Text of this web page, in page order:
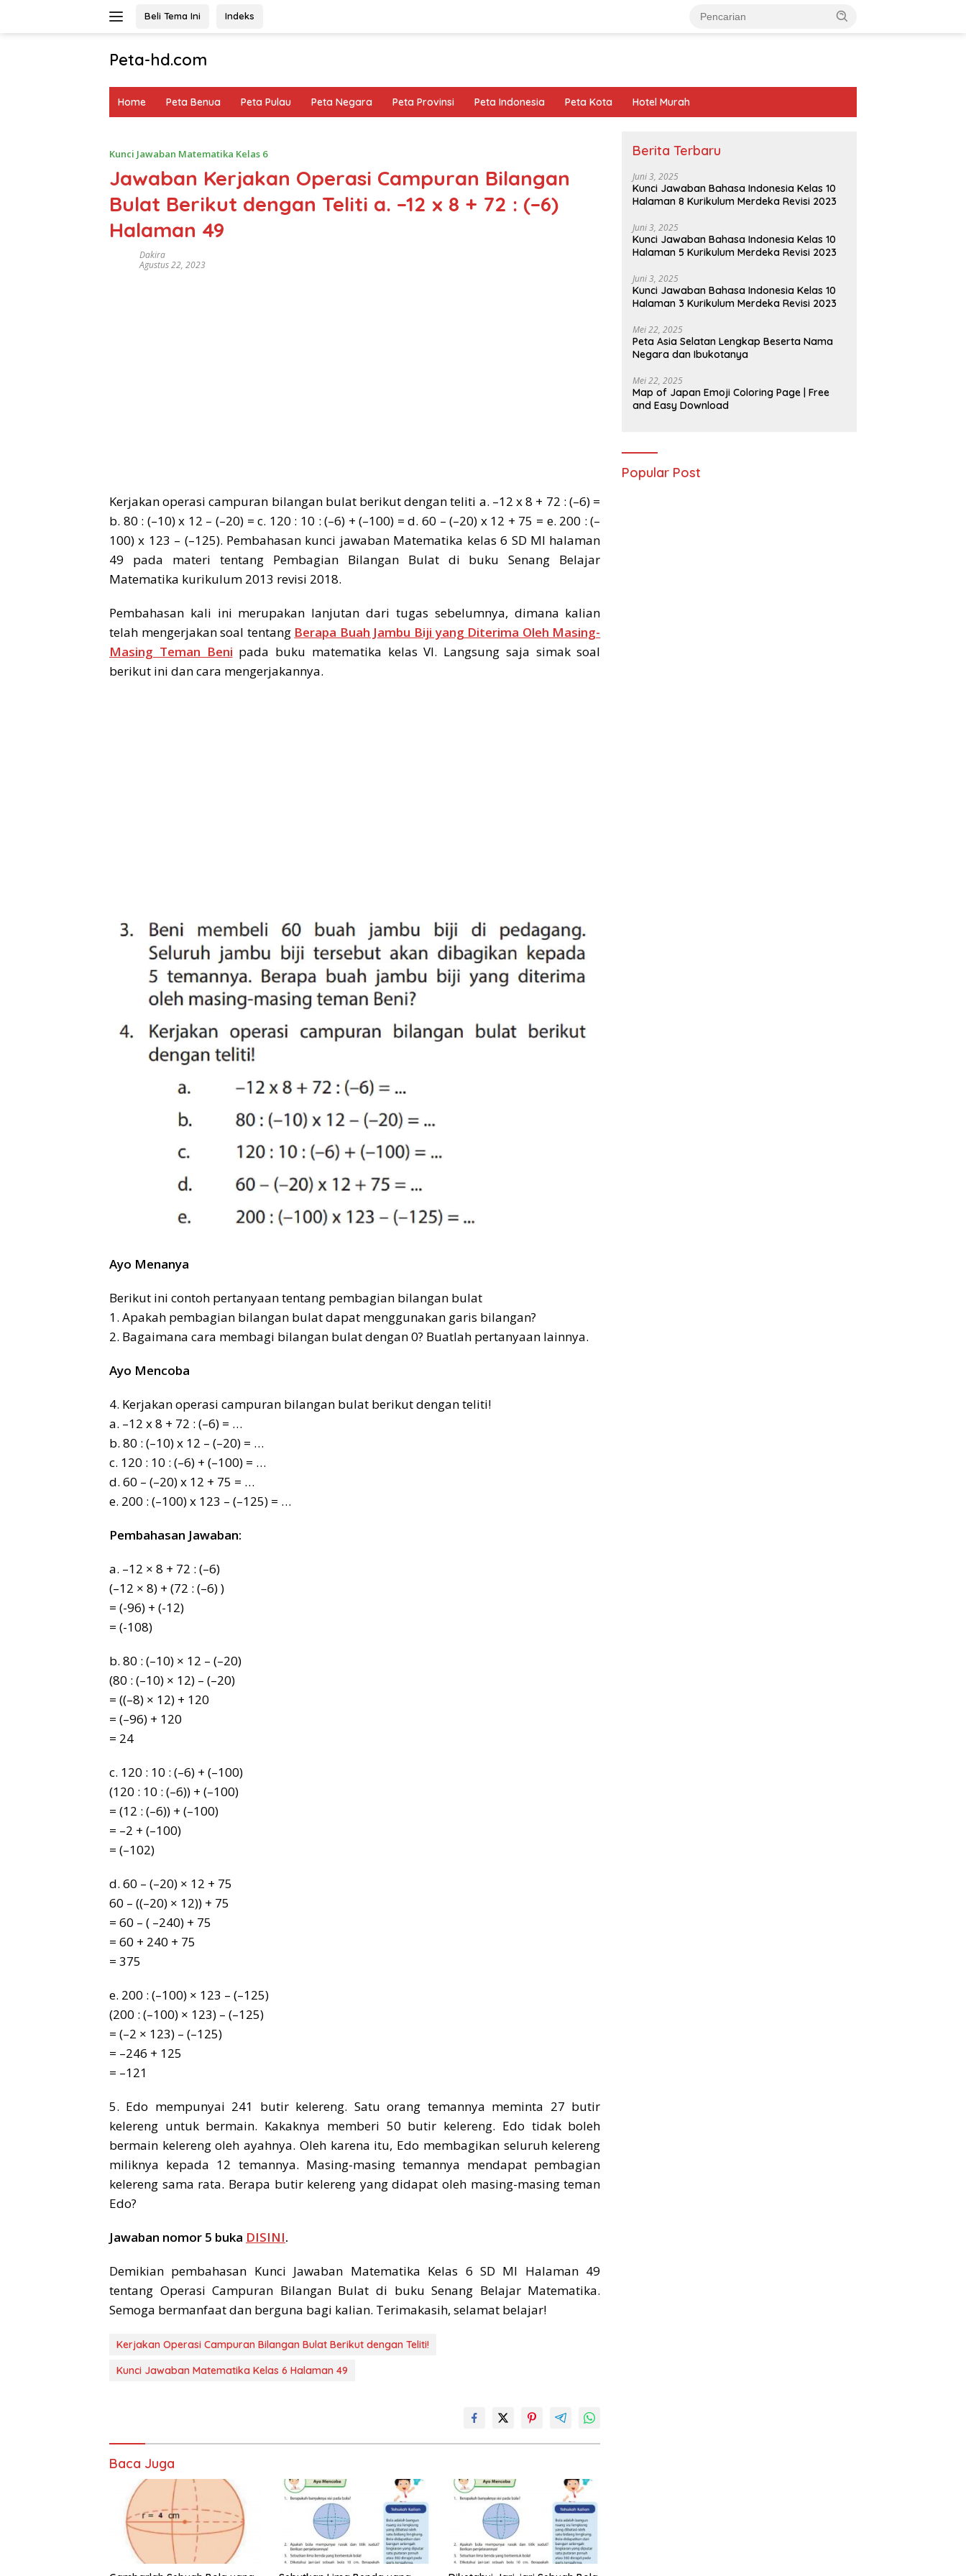
Beli Tema Ini Indeks
Peta-hd.com
Gambar
Home Peta Benua Peta Pulau Peta Negara Peta Provinsi Peta Indonesia Peta Kota Hotel Murah
Kunci Jawaban Matematika Kelas 6
Jawaban Kerjakan Operasi Campuran Bilangan
Bulat Berikut dengan Teliti a. –12 x 8 + 72 : (–6)
Halaman 49
Dakira
Agustus 22, 2023
Kerjakan operasi campuran bilangan bulat berikut dengan teliti a. –12 x 8 + 72 : (–6) =
b. 80 : (–10) x 12 – (–20) = c. 120 : 10 : (–6) + (–100) = d. 60 – (–20) x 12 + 75 = e. 200 : (–
100) x 123 – (–125). Pembahasan kunci jawaban Matematika kelas 6 SD MI halaman
49 pada materi tentang Pembagian Bilangan Bulat di buku Senang Belajar
Matematika kurikulum 2013 revisi 2018.
Pembahasan kali ini merupakan lanjutan dari tugas sebelumnya, dimana kalian
telah mengerjakan soal tentang Berapa Buah Jambu Biji yang Diterima Oleh Masing-
Masing Teman Beni pada buku matematika kelas VI. Langsung saja simak soal
berikut ini dan cara mengerjakannya.
Ayo Menanya
Berikut ini contoh pertanyaan tentang pembagian bilangan bulat
1. Apakah pembagian bilangan bulat dapat menggunakan garis bilangan?
2. Bagaimana cara membagi bilangan bulat dengan 0? Buatlah pertanyaan lainnya.
Ayo Mencoba
4. Kerjakan operasi campuran bilangan bulat berikut dengan teliti!
a. –12 x 8 + 72 : (–6) = …
b. 80 : (–10) x 12 – (–20) = …
c. 120 : 10 : (–6) + (–100) = …
d. 60 – (–20) x 12 + 75 = …
e. 200 : (–100) x 123 – (–125) = …
Pembahasan Jawaban:
a. –12 × 8 + 72 : (–6)
(–12 × 8) + (72 : (–6) )
= (-96) + (-12)
= (-108)
b. 80 : (–10) × 12 – (–20)
(80 : (–10) × 12) – (–20)
= ((–8) × 12) + 120
= (–96) + 120
= 24
c. 120 : 10 : (–6) + (–100)
(120 : 10 : (–6)) + (–100)
= (12 : (–6)) + (–100)
= –2 + (–100)
= (–102)
d. 60 – (–20) × 12 + 75
60 – ((–20) × 12)) + 75
= 60 – ( –240) + 75
= 60 + 240 + 75
= 375
e. 200 : (–100) × 123 – (–125)
(200 : (–100) × 123) – (–125)
= (–2 × 123) – (–125)
= –246 + 125
= –121
5. Edo mempunyai 241 butir kelereng. Satu orang temannya meminta 27 butir
kelereng untuk bermain. Kakaknya memberi 50 butir kelereng. Edo tidak boleh
bermain kelereng oleh ayahnya. Oleh karena itu, Edo membagikan seluruh kelereng
miliknya kepada 12 temannya. Masing-masing temannya mendapat pembagian
kelereng sama rata. Berapa butir kelereng yang didapat oleh masing-masing teman
Edo?
Jawaban nomor 5 buka DISINI.
Demikian pembahasan Kunci Jawaban Matematika Kelas 6 SD MI Halaman 49
tentang Operasi Campuran Bilangan Bulat di buku Senang Belajar Matematika.
Semoga bermanfaat dan berguna bagi kalian. Terimakasih, selamat belajar!
Kerjakan Operasi Campuran Bilangan Bulat Berikut dengan Teliti!
Kunci Jawaban Matematika Kelas 6 Halaman 49
Baca Juga
Berita Terbaru
Juni 3, 2025
Kunci Jawaban Bahasa Indonesia Kelas 10
Halaman 8 Kurikulum Merdeka Revisi 2023
Juni 3, 2025
Kunci Jawaban Bahasa Indonesia Kelas 10
Halaman 5 Kurikulum Merdeka Revisi 2023
Juni 3, 2025
Kunci Jawaban Bahasa Indonesia Kelas 10
Halaman 3 Kurikulum Merdeka Revisi 2023
Mei 22, 2025
Peta Asia Selatan Lengkap Beserta Nama
Negara dan Ibukotanya
Mei 22, 2025
Map of Japan Emoji Coloring Page | Free
and Easy Download
Popular Post